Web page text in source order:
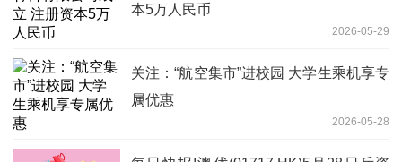
本5万人民币
2026-05-29
关注：“航空集市”进校园 大学生乘机享专
属优惠
2026-05-28